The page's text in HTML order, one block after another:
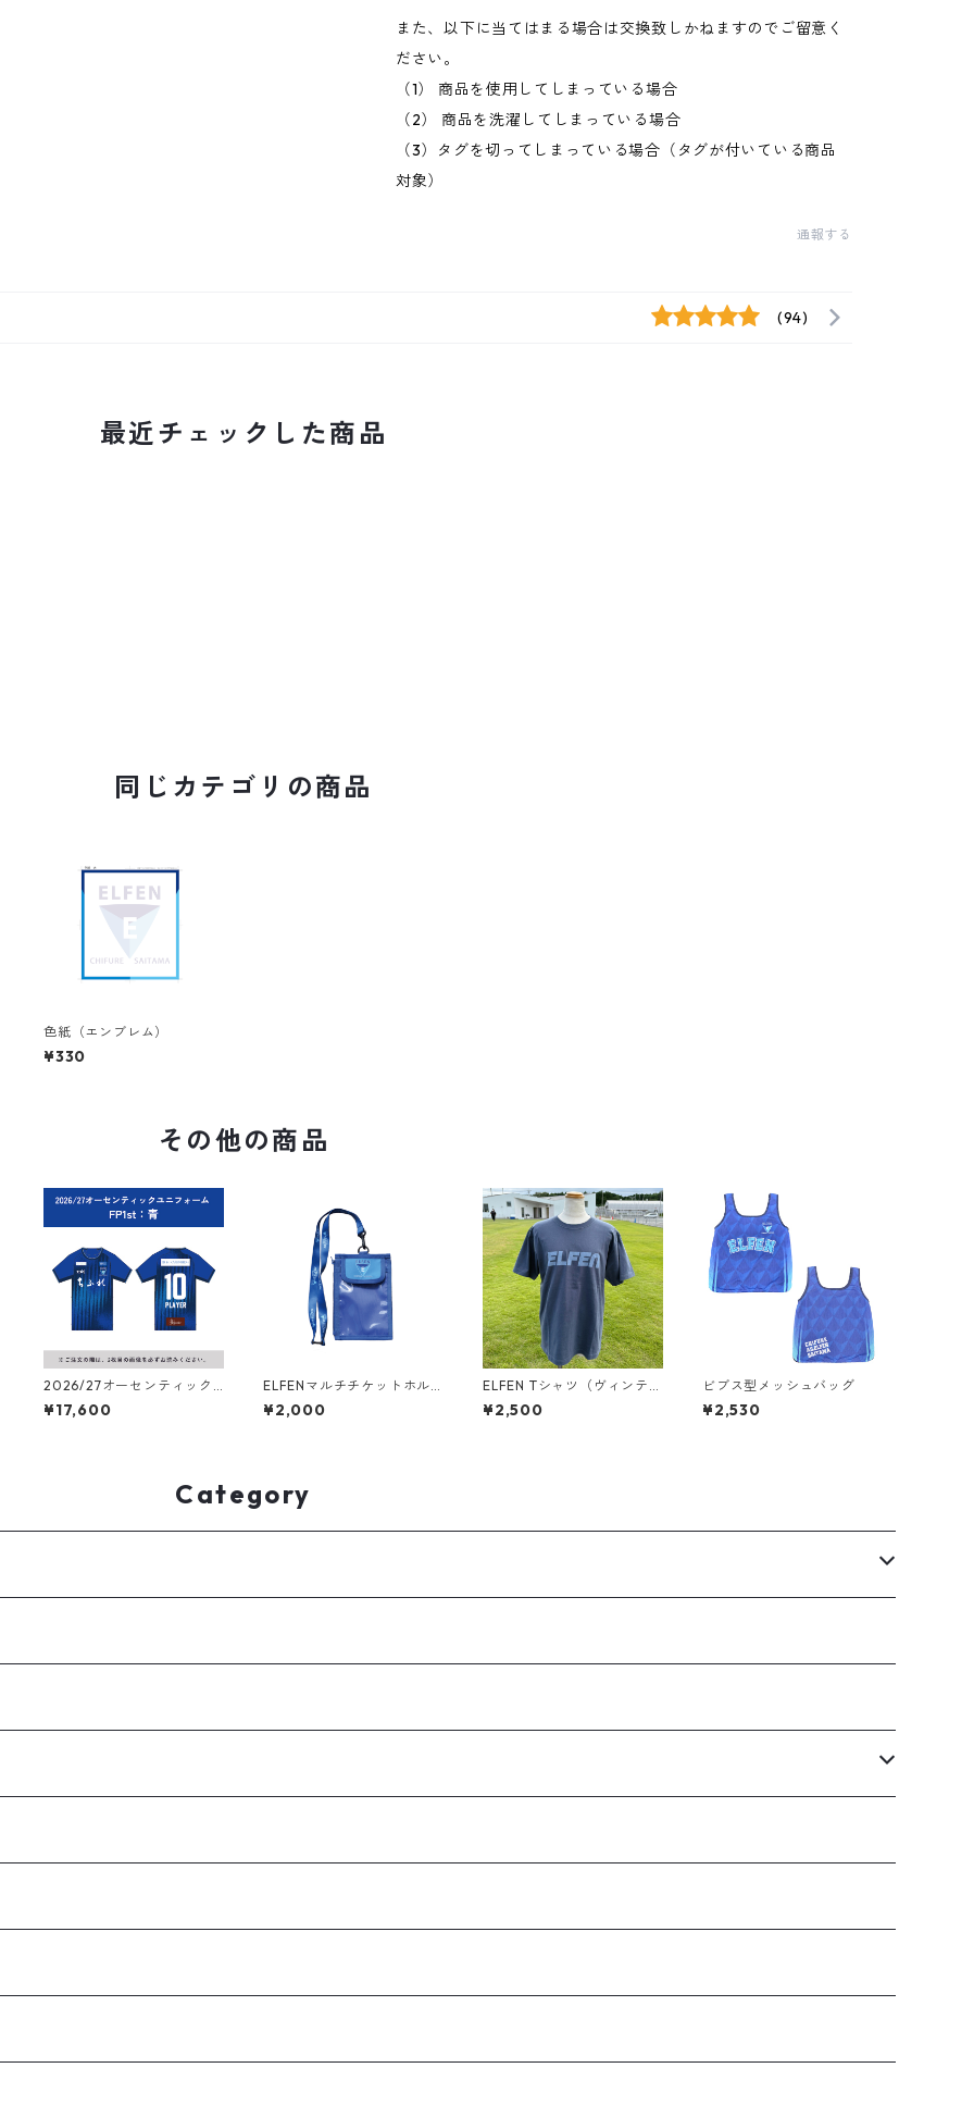
また、以下に当てはまる場合は交換致しかねますのでご留意く
ださい。
（1） 商品を使用してしまっている場合
（2） 商品を洗濯してしまっている場合
（3）タグを切ってしまっている場合（タグが付いている商品
対象）
通報する
(94)
最近チェックした商品
同じカテゴリの商品
色紙（エンブレム）
¥330
その他の商品
2026/27オーセンティック
ユニフォーム フィールドプ
レーヤー（1st：青）
¥17,600
ELFENマルチチケットホル
ダー
¥2,000
ELFEN Tシャツ（ヴィンテー
ジ風）ヘイジーネイビー
¥2,500
ビブス型メッシュバッグ
¥2,530
Category